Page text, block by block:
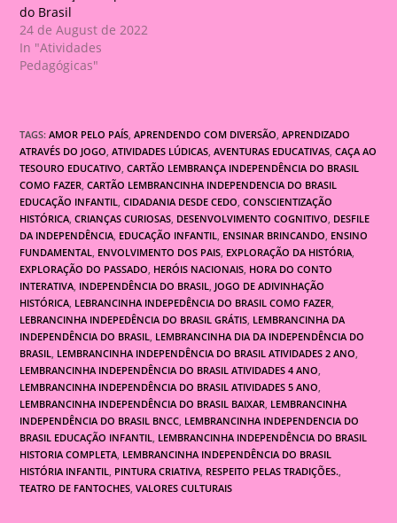
do Brasil
24 de August de 2022
In "Atividades
Pedagógicas"
TAGS:AMOR PELO PAÍS APRENDENDO COM DIVERSÃO APRENDIZADO
ATRAVÉS DO JOGO ATIVIDADES LÚDICAS AVENTURAS EDUCATIVAS CAÇA AO
TESOURO EDUCATIVO CARTÃO LEMBRANÇA INDEPENDÊNCIA DO BRASIL
COMO FAZER CARTÃO LEMBRANCINHA INDEPENDENCIA DO BRASIL
EDUCAÇÃO INFANTIL CIDADANIA DESDE CEDO CONSCIENTIZAÇÃO
HISTÓRICA CRIANÇAS CURIOSAS DESENVOLVIMENTO COGNITIVO DESFILE
DA INDEPENDÊNCIA EDUCAÇÃO INFANTIL ENSINAR BRINCANDO ENSINO
FUNDAMENTAL ENVOLVIMENTO DOS PAIS EXPLORAÇÃO DA HISTÓRIA
EXPLORAÇÃO DO PASSADO HERÓIS NACIONAIS HORA DO CONTO
INTERATIVA INDEPENDÊNCIA DO BRASIL JOGO DE ADIVINHAÇÃO
HISTÓRICA LEBRANCINHA INDEPEDÊNCIA DO BRASIL COMO FAZER
LEBRANCINHA INDEPEDÊNCIA DO BRASIL GRÁTIS LEMBRANCINHA DA
INDEPENDÊNCIA DO BRASIL LEMBRANCINHA DIA DA INDEPENDÊNCIA DO
BRASIL LEMBRANCINHA INDEPENDÊNCIA DO BRASIL ATIVIDADES 2 ANO
LEMBRANCINHA INDEPENDÊNCIA DO BRASIL ATIVIDADES 4 ANO
LEMBRANCINHA INDEPENDÊNCIA DO BRASIL ATIVIDADES 5 ANO
LEMBRANCINHA INDEPENDÊNCIA DO BRASIL BAIXAR LEMBRANCINHA
INDEPENDÊNCIA DO BRASIL BNCC LEMBRANCINHA INDEPENDENCIA DO
BRASIL EDUCAÇÃO INFANTIL LEMBRANCINHA INDEPENDÊNCIA DO BRASIL
HISTORIA COMPLETA LEMBRANCINHA INDEPENDÊNCIA DO BRASIL
HISTÓRIA INFANTIL PINTURA CRIATIVA RESPEITO PELAS TRADIÇÕES.
TEATRO DE FANTOCHES VALORES CULTURAIS